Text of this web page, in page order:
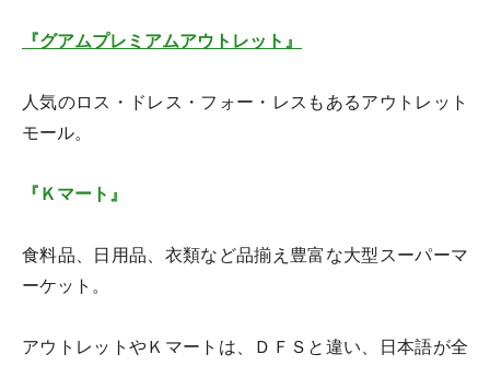
『グアムプレミアムアウトレット』
人気のロス・ドレス・フォー・レスもあるアウトレット
モール。
『Ｋマート』
食料品、日用品、衣類など品揃え豊富な大型スーパーマ
ーケット。
アウトレットやＫマートは、ＤＦＳと違い、日本語が全